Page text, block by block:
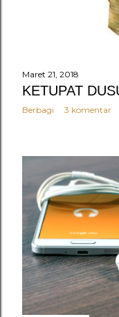
Maret 21, 2018
KETUPAT
Berbagi 3 komentar